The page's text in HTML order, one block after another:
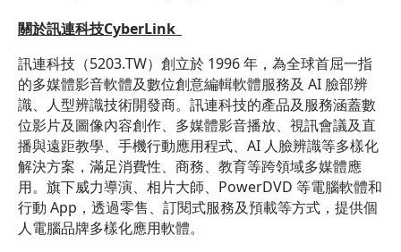
關於訊連科技CyberLink
訊連科技（5203.TW）創立於 1996 年，為全球首屈一指
的多媒體影音軟體及數位創意編輯軟體服務及 AI 臉部辨
識、人型辨識技術開發商。訊連科技的產品及服務涵蓋數
位影片及圖像內容創作、多媒體影音播放、視訊會議及直
播與遠距教學、手機行動應用程式、AI 人臉辨識等多樣化
解決方案，滿足消費性、商務、教育等跨領域多媒體應
用。旗下威力導演、相片大師、PowerDVD 等電腦軟體和
行動 App，透過零售、訂閱式服務及預載等方式，提供個
人電腦品牌多樣化應用軟體。